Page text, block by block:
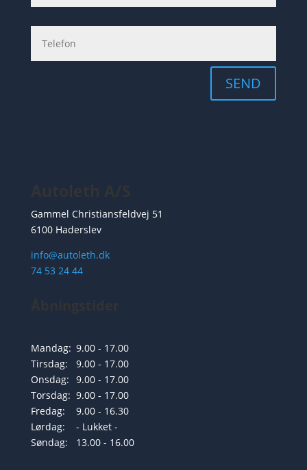
SEND
Gammel Christiansfeldvej 51
6100 Haderslev
info@autoleth.dk
74 53 24 44
Mandag: 9.00 - 17.00
Tirsdag:
9.00 - 17.00
Onsdag: 9.00 - 17.00
Torsdag: 9.00 - 17.00
Fredag:
9.00 - 16.30
Lørdag:
- Lukket -
Søndag:
13.00 - 16.00